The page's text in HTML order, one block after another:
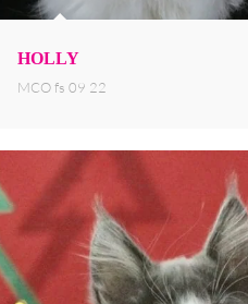
HOLLY
MCO fs 09 22